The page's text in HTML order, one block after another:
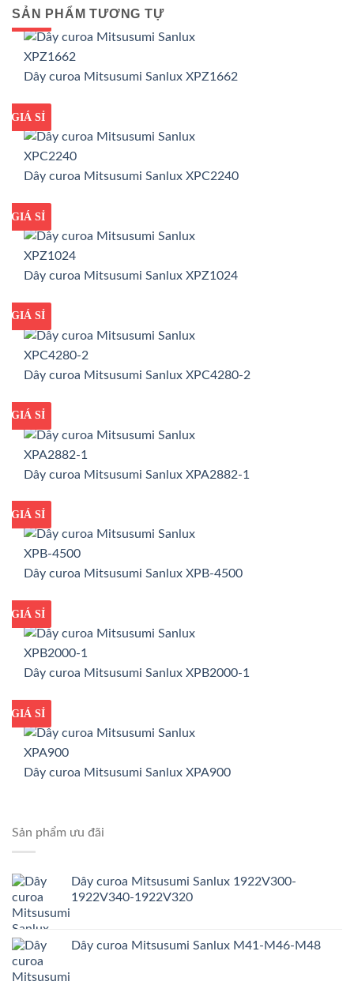
SẢN PHẨM TƯƠNG TỰ
GIÁ TỐT
GIÁ SỈ
Dây curoa Mitsusumi Sanlux XPZ1662
GIÁ TỐT
GIÁ SỈ
Dây curoa Mitsusumi Sanlux XPC2240
GIÁ TỐT
GIÁ SỈ
Dây curoa Mitsusumi Sanlux XPZ1024
GIÁ TỐT
GIÁ SỈ
Dây curoa Mitsusumi Sanlux XPC4280-2
GIÁ TỐT
GIÁ SỈ
Dây curoa Mitsusumi Sanlux XPA2882-1
GIÁ TỐT
GIÁ SỈ
Dây curoa Mitsusumi Sanlux XPB-4500
GIÁ TỐT
GIÁ SỈ
Dây curoa Mitsusumi Sanlux XPB2000-1
GIÁ TỐT
GIÁ SỈ
Dây curoa Mitsusumi Sanlux XPA900
Sản phẩm ưu đãi
Dây curoa Mitsusumi Sanlux 1922V300-
1922V340-1922V320
Dây curoa Mitsusumi Sanlux M41-M46-M48